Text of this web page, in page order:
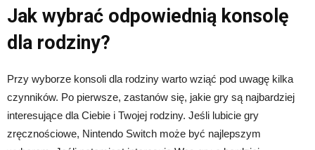
Jak wybrać odpowiednią konsolę
dla rodziny?
Przy wyborze konsoli dla rodziny warto wziąć pod uwagę kilka
czynników. Po pierwsze, zastanów się, jakie gry są najbardziej
interesujące dla Ciebie i Twojej rodziny. Jeśli lubicie gry
zręcznościowe, Nintendo Switch może być najlepszym